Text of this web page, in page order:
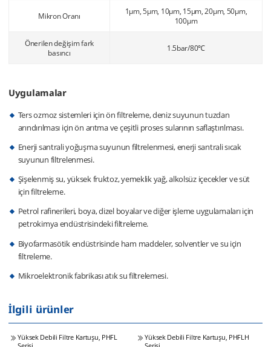
Mikron Oranı
1μm, 5μm, 10μm, 15μm, 20μm, 50μm,
100μm
Önerilen değişim fark
basıncı
1.5bar/80℃
Uygulamalar
Ters ozmoz sistemleri için ön filtreleme, deniz suyunun tuzdan
arındırılması için ön arıtma ve çeşitli proses sularının saflaştırılması.
Enerji santrali yoğuşma suyunun filtrelenmesi, enerji santrali sıcak
suyunun filtrelenmesi.
Şişelenmiş su, yüksek fruktoz, yemeklik yağ, alkolsüz içecekler ve süt
için filtreleme.
Petrol rafinerileri, boya, dizel boyalar ve diğer işleme uygulamaları için
petrokimya endüstrisindeki filtreleme.
Biyofarmasötik endüstrisinde ham maddeler, solventler ve su için
filtreleme.
Mikroelektronik fabrikası atık su filtrelemesi.
İlgili ürünler
Yüksek Debili Filtre Kartuşu, PHFL
Yüksek Debili Filtre Kartuşu, PHFLH